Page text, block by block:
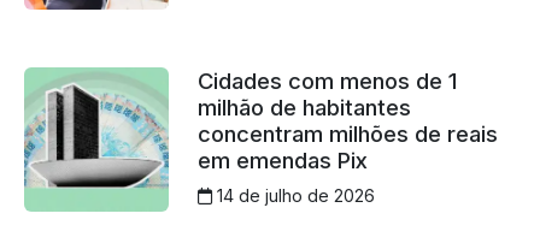
Cidades com menos de 1
milhão de habitantes
concentram milhões de reais
em emendas Pix
14 de julho de 2026